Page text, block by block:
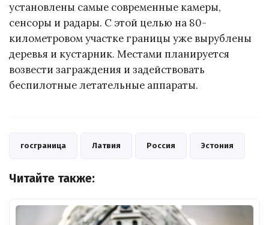
установлены самые современные камеры,
сенсоры и радары. С этой целью на 80-
километровом участке границы уже вырублены
деревья и кустарник. Местами планируется
возвести заграждения и задействовать
беспилотные летательные аппараты.
госграница Латвия Россия Эстония
Читайте также: